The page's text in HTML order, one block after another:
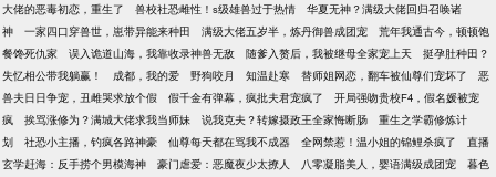
大佬的恶毒初恋，重生了
兽校社恐雌性！s级雄兽过于热情
华夏无神？满级大佬回归召唤诸
神
一家四口穿兽世，崽带异能来种田 满级大佬五岁半，炼丹御兽成团宠
荒年我通古今，顿顿饱
餐馋死仇家
误入诡道山海，我靠收录神兽无敌 随爹入赘后，我被继母全家宠上天
挺孕肚种田？
失忆相公带我躺赢！
成都，我的爱 野狗咬月 知温赴寒 替师姐网恋，翻车被仙尊们宠坏了
恶
兽夫日日争宠，丑雌哭求放个假
假千金有弹幕，疯批夫君宠疯了
开局强吻贵校F4，假名媛被宠
疯
挨骂涨修为？满城大佬求我当师妹 说我克夫？转嫁摄政王全家悔断肠
重生之学霸修炼计
划
社恐小主播，钓疯各路神豪 仙尊每天都在骂我不成器 全网禁惹！温小姐的锦鲤杀疯了
直播
玄学赶海：反手捞个男模海神
豪门虐爱：恶魔夜少太撩人 八零凝脂美人，婴语满级成团宠
暮色